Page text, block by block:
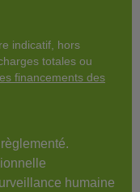
indicatif, hors
totales ou
financements des
humaine